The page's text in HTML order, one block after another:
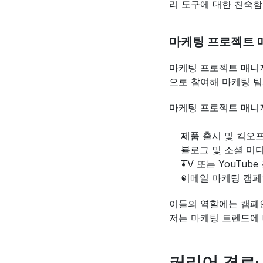
리 도구에 대한 친숙
마케팅 프로젝트
마케팅 프로젝트 매
으로 참여해 마케팅
마케팅 프로젝트 매
제품 출시 및 킥오
블로그 및 소셜 미
TV 또는 YouTube
이메일 마케팅 캠
이들의 역할에는 캠
저는 마케팅 트렌드